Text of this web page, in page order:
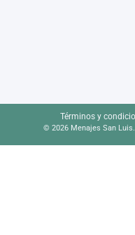
Términos y
© 2026 Menajes San